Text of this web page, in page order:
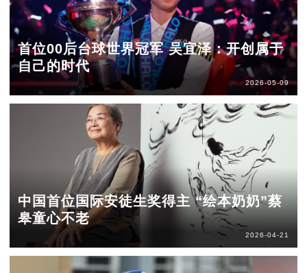
首位00后台球世界冠军 吴宜泽：开创属于
自己的时代
2026-05-09
中国首位国际安徒生奖得主 “绘本奶奶”蔡
皋童心不老
2026-04-21